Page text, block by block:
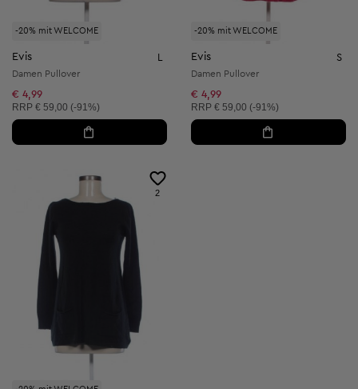
-20% mit WELCOME
Evis
Damen Pullover
€ 4,99
Unverbindliche Preisempfehlung:
RRP € 59,00 (-91%)
-20% mit WELCOME
Evis S
Damen Pullover
€ 4,99
Unverbindliche Preisempfehlung:
RRP € 59,00 (-91%)
2